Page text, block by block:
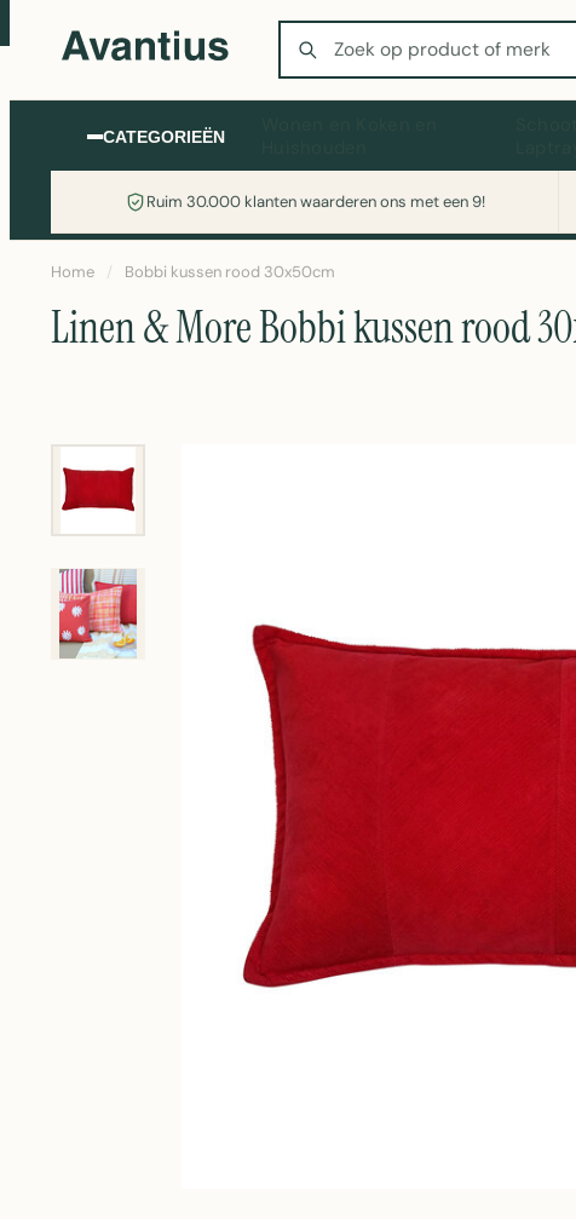
Zoeken
CATEGORIEËN
Ruim 30.000 klanten waarderen ons met een 9!
Home / Bobbi kussen rood 30x50cm
Linen & More Bobbi kussen rood